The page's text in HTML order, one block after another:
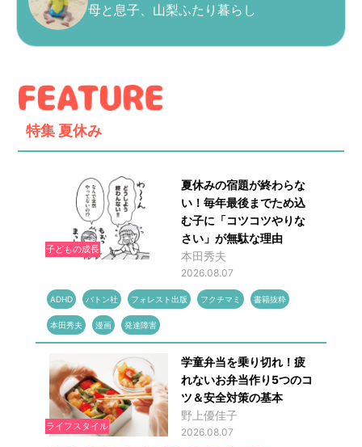
母と息子、山梨ふたり暮らし
特集 夏休み
子どもの成長
夏休みの宿題が終わらな
い！毎年最後までため込
む子に「コツコツやりな
さい」が無駄な理由
本田秀夫
2026.08.07
ADHD バトン社 フォレスト出版 フクチマミ 書籍抜粋
本田秀夫 漫画 発達障害
ライフスタイル
学童弁当を乗り切れ！疲
れないお弁当作り5つのコ
ツ＆安全対策の基本
野上優佳子
2026.08.07